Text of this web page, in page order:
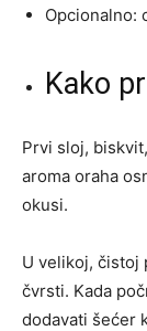
Opcionalno:
Kako
Prvi sloj,
aroma oraha
okusi.
U velikoj, čistoj
čvrsti. Kada
dodavati šećer